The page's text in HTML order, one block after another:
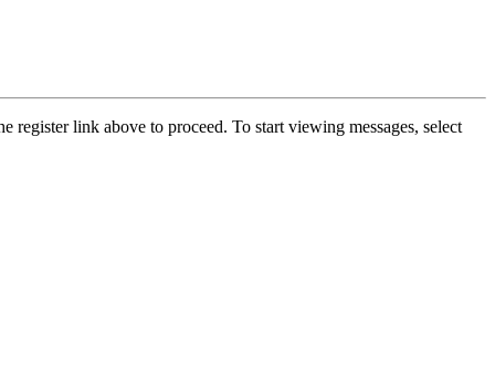
register link above to proceed. To start viewing messages, select